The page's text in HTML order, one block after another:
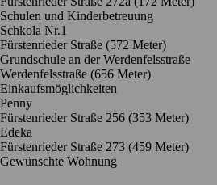
Schulen und Kinderbetreuung
Schkola Nr.1
Fürstenrieder Straße (572 Meter)
Grundschule an der Werdenfelsstraße
Werdenfelsstraße (656 Meter)
Einkaufsmöglichkeiten
Penny
Fürstenrieder Straße 256 (353 Meter)
Edeka
Fürstenrieder Straße 273 (459 Meter)
Gewünschte Wohnung